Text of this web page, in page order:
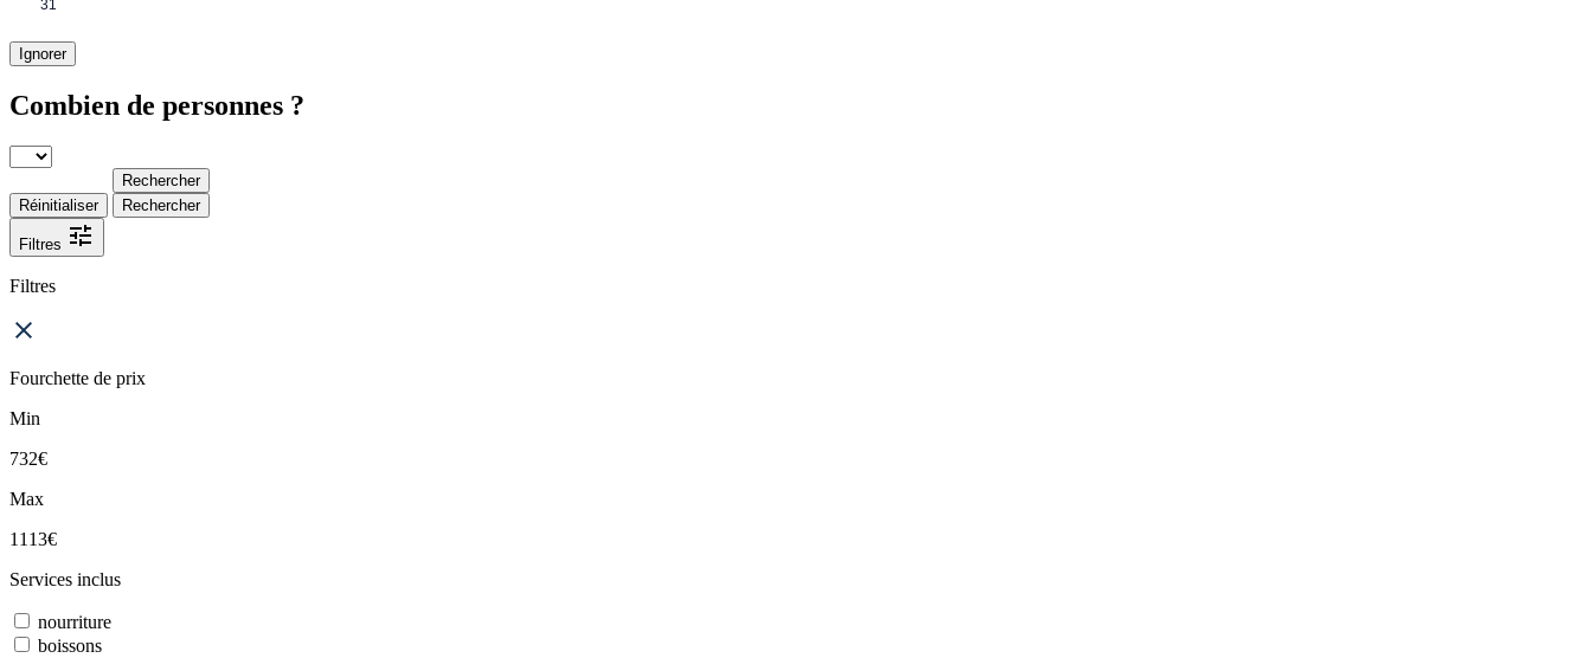
31
Ignorer
Combien de personnes ?
Rechercher
Réinitialiser
Rechercher
Filtres
Filtres
Fourchette de prix
Min
732€
Max
1113€
Services inclus
nourriture
boissons